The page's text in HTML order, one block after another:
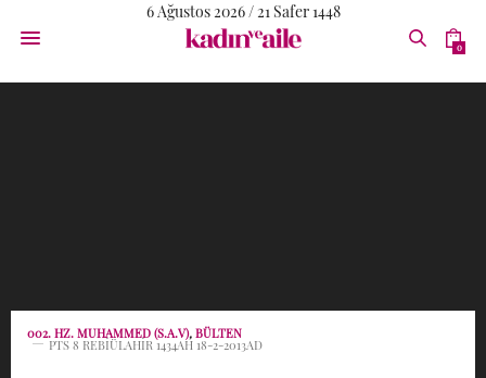
6 Ağustos 2026 / 21 Safer 1448
0
002. HZ. MUHAMMED (S.A.V), BÜLTEN
PTS 8 REBIÜLAHIR 1434AH 18-2-2013AD